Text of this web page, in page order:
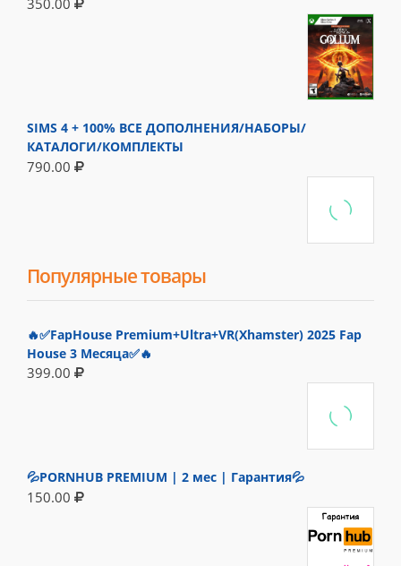
350.00
SIMS 4 + 100% ВСЕ ДОПОЛНЕНИЯ/НАБОРЫ/
КАТАЛОГИ/КОМПЛЕКТЫ
790.00
Популярные товары
🔥✅FapHouse Premium+Ultra+VR(Xhamster) 2025 Fap
House 3 Месяца✅🔥
399.00
💦PORNHUB PREMIUM | 2 мес | Гарантия💦
150.00